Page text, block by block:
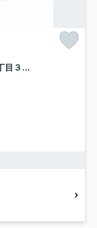
ブルーミングガーデン 市川市下貝塚３丁目３棟／１期１号棟